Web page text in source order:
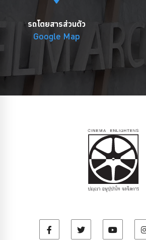
รถโดยสารส่วนตัว
Google Map